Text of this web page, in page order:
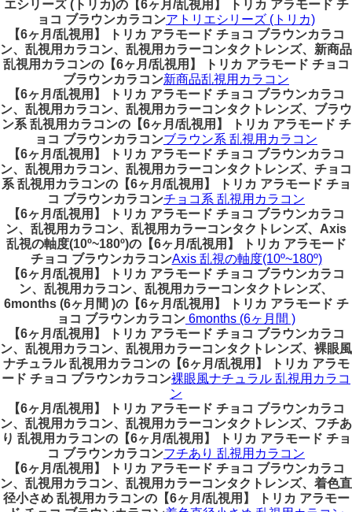
エシリーズ (トリカ)の【6ヶ月/乱視用】 トリカ アラモード チ
ョコ ブラウンカラコンアトリエシリーズ (トリカ)
【6ヶ月/乱視用】 トリカ アラモード チョコ ブラウンカラコ
ン、乱視用カラコン、乱視用カラーコンタクトレンズ、新商品
乱視用カラコンの【6ヶ月/乱視用】 トリカ アラモード チョコ
ブラウンカラコン新商品乱視用カラコン
【6ヶ月/乱視用】 トリカ アラモード チョコ ブラウンカラコ
ン、乱視用カラコン、乱視用カラーコンタクトレンズ、ブラウ
ン系 乱視用カラコンの【6ヶ月/乱視用】 トリカ アラモード チ
ョコ ブラウンカラコンブラウン系 乱視用カラコン
【6ヶ月/乱視用】 トリカ アラモード チョコ ブラウンカラコ
ン、乱視用カラコン、乱視用カラーコンタクトレンズ、チョコ
系 乱視用カラコンの【6ヶ月/乱視用】 トリカ アラモード チョ
コ ブラウンカラコンチョコ系 乱視用カラコン
【6ヶ月/乱視用】 トリカ アラモード チョコ ブラウンカラコ
ン、乱視用カラコン、乱視用カラーコンタクトレンズ、Axis
乱視の軸度(10º~180º)の【6ヶ月/乱視用】 トリカ アラモード
チョコ ブラウンカラコンAxis 乱視の軸度(10º~180º)
【6ヶ月/乱視用】 トリカ アラモード チョコ ブラウンカラコ
ン、乱視用カラコン、乱視用カラーコンタクトレンズ、
6months (6ヶ月間 )の【6ヶ月/乱視用】 トリカ アラモード チ
ョコ ブラウンカラコン 6months (6ヶ月間 )
【6ヶ月/乱視用】 トリカ アラモード チョコ ブラウンカラコ
ン、乱視用カラコン、乱視用カラーコンタクトレンズ、裸眼風
ナチュラル 乱視用カラコンの【6ヶ月/乱視用】 トリカ アラモ
ード チョコ ブラウンカラコン裸眼風ナチュラル 乱視用カラコ
ン
【6ヶ月/乱視用】 トリカ アラモード チョコ ブラウンカラコ
ン、乱視用カラコン、乱視用カラーコンタクトレンズ、フチあ
り 乱視用カラコンの【6ヶ月/乱視用】 トリカ アラモード チョ
コ ブラウンカラコンフチあり 乱視用カラコン
【6ヶ月/乱視用】 トリカ アラモード チョコ ブラウンカラコ
ン、乱視用カラコン、乱視用カラーコンタクトレンズ、着色直
径小さめ 乱視用カラコンの【6ヶ月/乱視用】 トリカ アラモー